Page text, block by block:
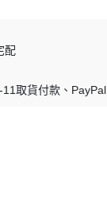
模型膠水
配
11取貨付款 PayPal